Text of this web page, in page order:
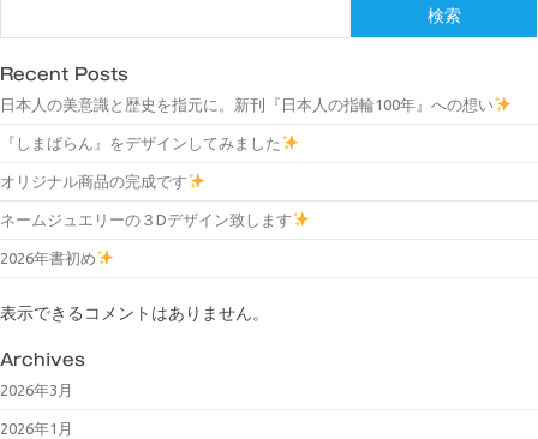
検索
Recent Posts
日本人の美意識と歴史を指元に。新刊『日本人の指輪100年』への想い
『しまばらん』をデザインしてみました
オリジナル商品の完成です
ネームジュエリーの３Dデザイン致します
2026年書初め
表示できるコメントはありません。
Archives
2026年3月
2026年1月